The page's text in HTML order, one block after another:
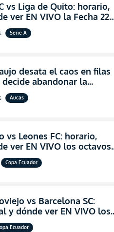
vs Liga de Quito: horario,
ver EN VIVO la Fecha 22
2026
Serie A
desata el caos en filas
abandonar la
de Aucas
Aucas
vs Leones FC: horario,
ver EN VIVO los octavos
Copa Ecuador 2026
Copa Ecuador
vs Barcelona SC:
y dónde ver EN VIVO los
de la Copa Ecuador 2026
Ecuador